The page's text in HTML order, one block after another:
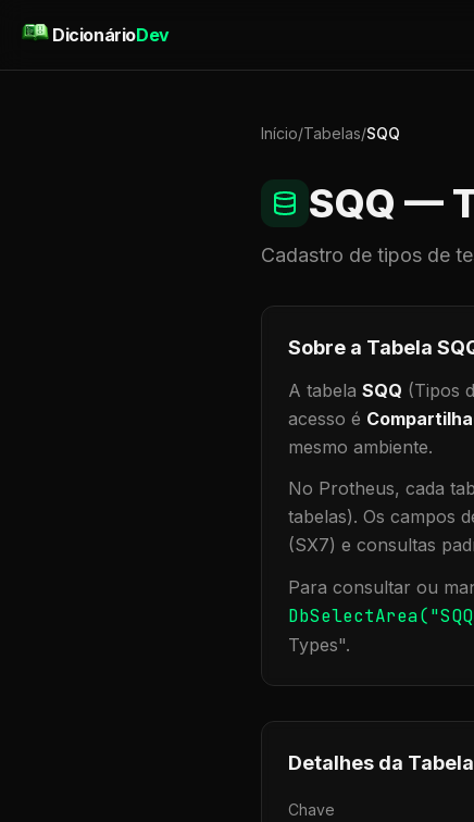
DicionárioDev
Início/Tabelas/SQQ
SQQ —
Cadastro de tipos de
Sobre a Tabela
A tabela SQQ (Tipos
acesso é
mesmo ambiente.
No Protheus, cada
tabelas). Os campos
(SX7) e consultas
Para consultar ou
DbSelectArea("SQQ
Types".
Detalhes da Tabela
Chave